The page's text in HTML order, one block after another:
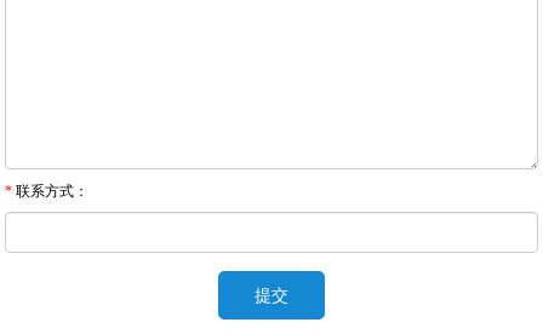
* 联系方式：